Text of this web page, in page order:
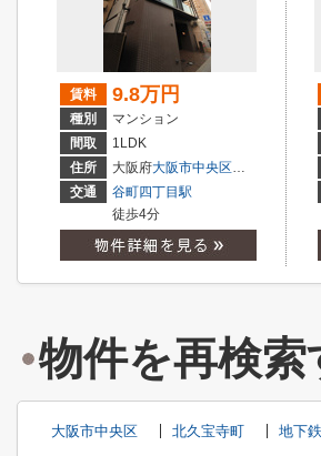
賃料 9.8万円
種別
マンション
間取
1LDK
住所
大阪府大阪市中央区上町
交通
谷町四丁目駅
徒歩4分
物件を再検索
大阪市中央区 北久宝寺町 地下